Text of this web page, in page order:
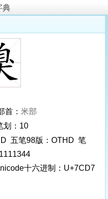
典
首： 米部
划：10
五笔98版：OTHD 笔
十六进制：U+7CD7